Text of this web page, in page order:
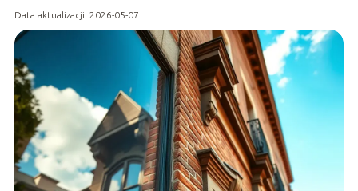
Data aktualizacji: 2026-05-07